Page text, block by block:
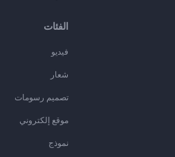
الفئات
فيديو
شعار
تصميم رسومات
موقع إلكتروني
نموذج